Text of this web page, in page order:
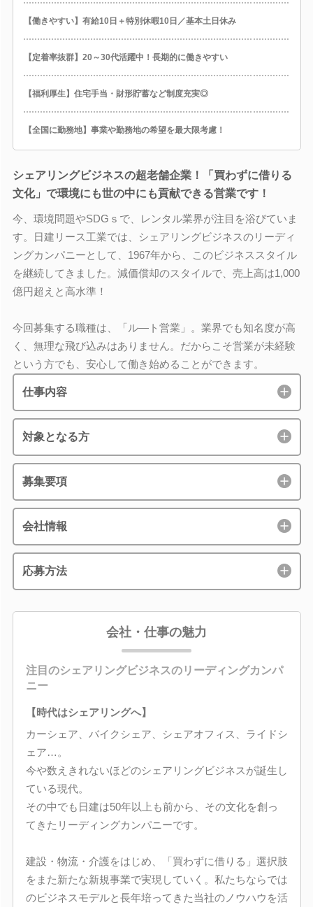
【働きやすい】有給10日＋特別休暇10日／基本土日休み
【定着率抜群】20～30代活躍中！長期的に働きやすい
【福利厚生】住宅手当・財形貯蓄など制度充実◎
【全国に勤務地】事業や勤務地の希望を最大限考慮！
シェアリングビジネスの超老舗企業！「買わずに借りる
文化」で環境にも世の中にも貢献できる営業です！
今、環境問題やSDGｓで、レンタル業界が注目を浴びていま
す。日建リース工業では、シェアリングビジネスのリーディ
ングカンパニーとして、1967年から、このビジネススタイル
を継続してきました。減価償却のスタイルで、売上高は1,000
億円超えと高水準！
今回募集する職種は、「ル―ト営業」。業界でも知名度が高
く、無理な飛び込みはありません。だからこそ営業が未経験
という方でも、安心して働き始めることができます。
仕事内容
対象となる方
募集要項
会社情報
応募方法
会社・仕事の魅力
注目のシェアリングビジネスのリーディングカンパ
ニー
【時代はシェアリングへ】
カーシェア、バイクシェア、シェアオフィス、ライドシ
ェア…。
今や数えきれないほどのシェアリングビジネスが誕生し
ている現代。
その中でも日建は50年以上も前から、その文化を創っ
てきたリーディングカンパニーです。
建設・物流・介護をはじめ、「買わずに借りる」選択肢
をまた新たな新規事業で実現していく。私たちならでは
のビジネスモデルと長年培ってきた当社のノウハウを活